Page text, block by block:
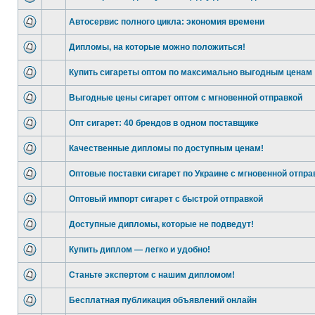
Автосервис полного цикла: экономия времени
Дипломы, на которые можно положиться!
Купить сигареты оптом по максимально выгодным ценам
Выгодные цены сигарет оптом с мгновенной отправкой
Опт сигарет: 40 брендов в одном поставщике
Качественные дипломы по доступным ценам!
Оптовые поставки сигарет по Украине с мгновенной
Оптовый импорт сигарет с быстрой отправкой
Доступные дипломы, которые не подведут!
Купить диплом — легко и удобно!
Станьте экспертом с нашим дипломом!
Бесплатная публикация объявлений онлайн